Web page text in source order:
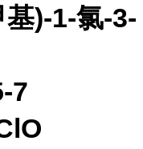
)-1-氯-3-
7